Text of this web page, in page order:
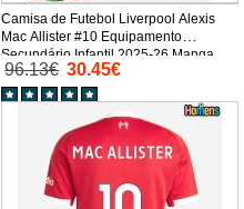
Camisa de Futebol Liverpool Alexis
Mac Allister #10 Equipamento
Secundário Infantil 2025-26 Manga
Curta (+ Calças curtas)
96.13€ 30.45€